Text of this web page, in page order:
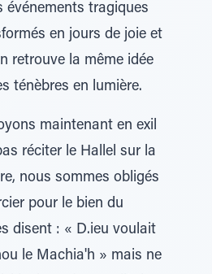
événements tragiques
en jours de joie et
retrouve la même idée
ténèbres en lumière.
maintenant en exil
réciter le Hallel sur la
nous sommes obligés
pour le bien du
disent : « D.ieu voulait
le Machia'h » mais ne